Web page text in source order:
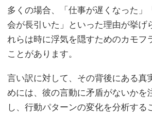
多くの場合、「仕事が遅くなった」
会が長引いた」といった理由が挙げ
れらは時に浮気を隠すためのカモフ
ことがあります。
言い訳に対して、その背後にある真
めには、彼の言動に矛盾がないかを
し、行動パターンの変化を分析する